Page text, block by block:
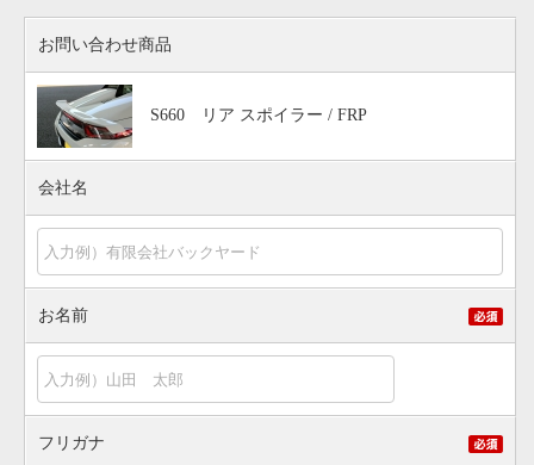
お問い合わせ商品
S660 リア スポイラー / FRP
会社名
お名前
フリガナ